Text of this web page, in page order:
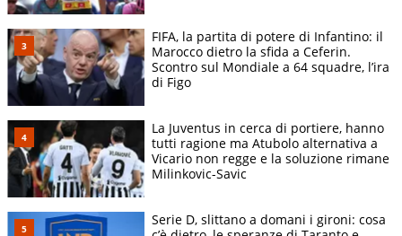
FIFA, la partita di potere di Infantino: il
Marocco dietro la sfida a Ceferin.
Scontro sul Mondiale a 64 squadre, l’ira
di Figo
La Juventus in cerca di portiere, hanno
tutti ragione ma Atubolo alternativa a
Vicario non regge e la soluzione rimane
Milinkovic-Savic
Serie D, slittano a domani i gironi: cosa